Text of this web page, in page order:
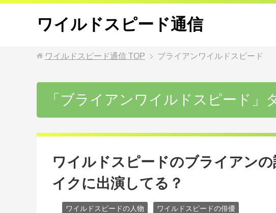
ワイルドスピード通信
ワイルドスピード通信 TOP ブライアンワイルドスピード
「ブライアンワイルドスピード」
ワイルドスピードのブライアン
イクに出演してる？
ワイルドスピードの人物 ワイルドスピードの俳優